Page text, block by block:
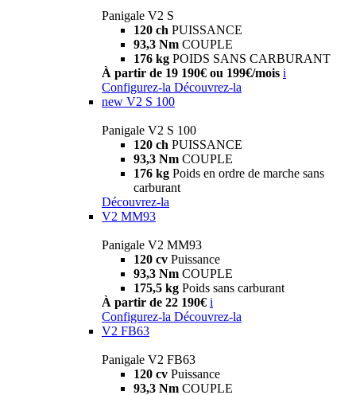
Panigale V2 S
120 ch PUISSANCE
93,3 Nm COUPLE
176 kg POIDS SANS CARBURANT
À partir de 19 190€ ou 199€/mois i
Configurez-la Découvrez-la
new V2 S 100
Panigale V2 S 100
120 ch PUISSANCE
93,3 Nm COUPLE
176 kg Poids en ordre de marche sans
carburant
Découvrez-la
V2 MM93
Panigale V2 MM93
120 cv Puissance
93,3 Nm COUPLE
175,5 kg Poids sans carburant
À partir de 22 190€ i
Configurez-la Découvrez-la
V2 FB63
Panigale V2 FB63
120 cv Puissance
93,3 Nm COUPLE